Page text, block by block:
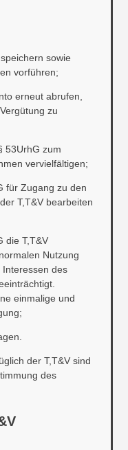
sowie
vorführen;
erneut abrufen,
zu
53UrhG zum
vervielfältigen;
für Zugang zu den
T,T&V bearbeiten
die T,T&V
Nutzung
des
einmalige und
der T,T&V sind
des